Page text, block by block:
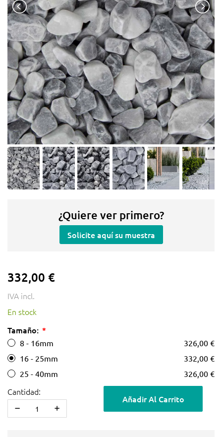
¿Quiere ver primero?
Solicite aquí su muestra
332,00 €
IVA incl.
En stock
Tamaño:
8 - 16mm
326,00 €
16 - 25mm
332,00 €
25 - 40mm
326,00 €
Cantidad:
Añadir Al Carrito